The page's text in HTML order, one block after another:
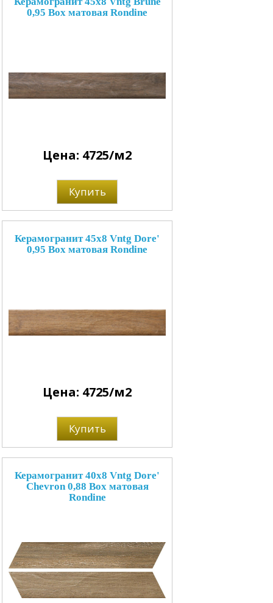
0,95 Box матовая Rondine
Цена: 4725/м2
Купить
Керамогранит 45x8 Vntg Dore'
0,95 Box матовая Rondine
Цена: 4725/м2
Купить
Керамогранит 40x8 Vntg Dore'
Chevron 0,88 Box матовая
Rondine